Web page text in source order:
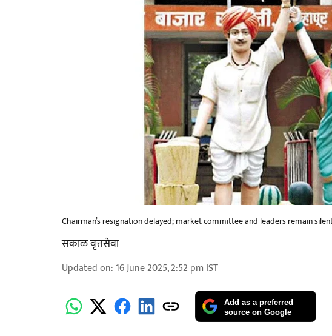
Chairman’s resignation delayed; market committee and leaders remain
सकाळ वृत्तसेवा
Updated on: 16 June 2025, 2:52 pm IST
Add as a preferred
source on Google